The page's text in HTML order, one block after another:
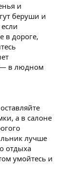
и
беруши и
в дороге,
— в людном
а в салоне
лучше
отдыха
умойтесь и